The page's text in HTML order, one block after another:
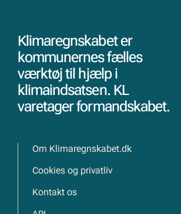
Klimaregnskabet er
kommunernes fælles
værktøj til hjælp i
klimaindsatsen. KL
varetager formandskabet.
Om Klimaregnskabet.dk
Cookies og privatliv
Kontakt os